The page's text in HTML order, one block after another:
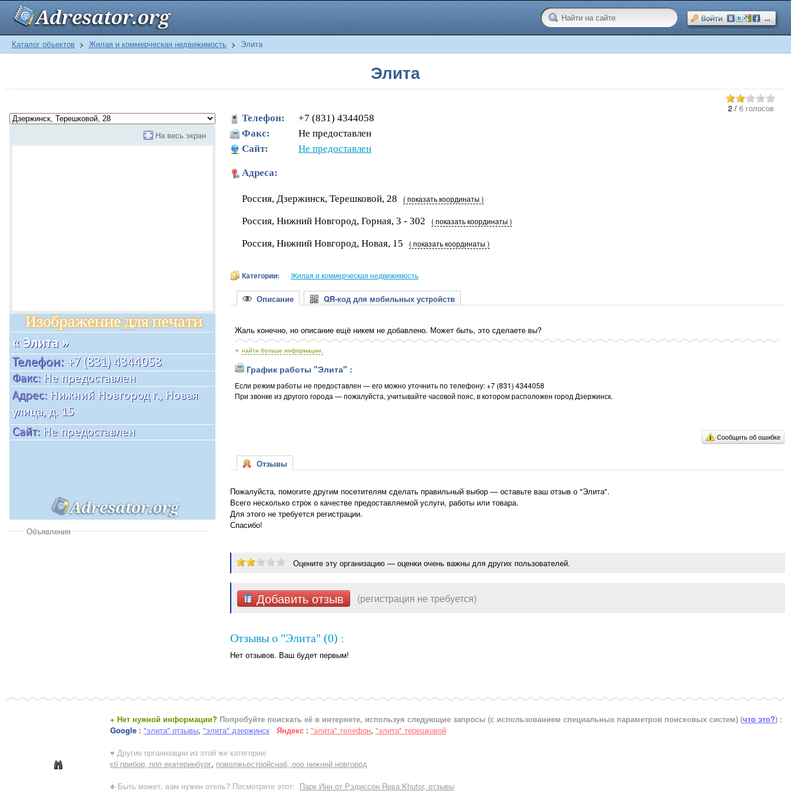
Каталог объектов > Жилая и коммерческая недвижимость > Элита
Элита
2/ 6 голосов
На весь экран
Объявления
Телефон:
+7 (831) 4344058
Факс:
Не предоставлен
Сайт:
Не предоставлен
Адреса:
Россия, Дзержинск, Терешковой, 28 ( показать координаты )
Россия, Нижний Новгород, Горная, 3 - 302 ( показать координаты )
Россия, Нижний Новгород, Новая, 15 ( показать координаты )
Категории: Жилая и коммерческая недвижимость
Описание QR-код для мобильных устройств
Жаль конечно, но описание ещё никем не добавлено. Может быть, это сделаете вы?
+ найти больше информации.
График работы "Элита" :
Если режим работы не предоставлен — его можно уточнить по телефону: +7 (831) 4344058
При звонке из другого города — пожалуйста, учитывайте часовой пояс, в котором расположен город Дзержинск.
Сообщить об ошибке
Отзывы
Пожалуйста, помогите другим посетителям сделать правильный выбор — оставьте ваш отзыв о "Элита".
Всего несколько строк о качестве предоставляемой услуги, работы или товара.
Для этого не требуется регистрации.
Спасибо!
Оцените эту организацию — оценки очень важны для других пользователей.
Добавить отзыв (регистрация не требуется)
Отзывы о "Элита" (0) :
Нет отзывов. Ваш будет первым!
+ Нет нужной информации? Попробуйте поискать её в интернете, используя следующие запросы (с использованием специальных параметров поисковых систем) (что это?) :
Google : "элита" отзывы, "элита" дзержинск Яндекс : "элита" телефон, "элита" терешковой
♥ Другие организации из этой же категории:
кб прибор, ппп екатеринбург, поволжьестройснаб, ооо нижний новгород
♣ Быть может, вам нужен отель? Посмотрите этот: Парк Инн от Рэдиссон Rosa Khutor, отзывы